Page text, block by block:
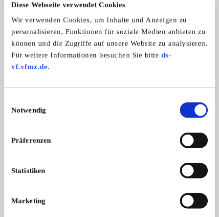
Diese Webseite verwendet Cookies
Wir verwenden Cookies, um Inhalte und Anzeigen zu
personalisieren, Funktionen für soziale Medien anbieten zu
können und die Zugriffe auf unsere Website zu analysieren.
Für weitere Informationen besuchen Sie bitte ds-
vf.vfmz.de.
Notwendig
Präferenzen
Statistiken
Marketing
Automarken:
Opel
Branchenbuch-Eintrag übernehmen
Sie vertreten dieses Unternehmen? Übernehmen Sie